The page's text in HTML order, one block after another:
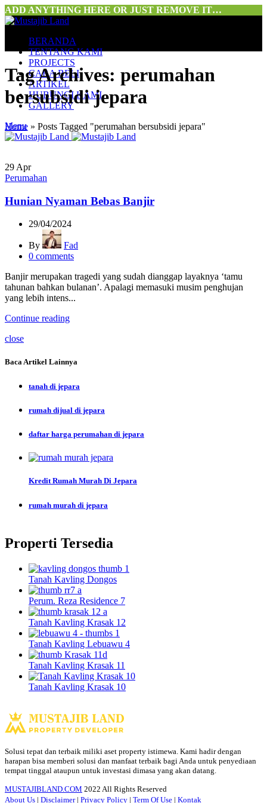
ADD ANYTHING HERE OR JUST REMOVE IT…
BERANDA
TENTANG KAMI
PROJECTS
CARA BELI
ARTIKEL
HUBUNGI KAMI
GALLERY
Menu
Tag Archives: perumahan
bersubsidi jepara
Home » Posts Tagged "perumahan bersubsidi jepara"
29 Apr
Perumahan
Hunian Nyaman Bebas Banjir
29/04/2024
By
Fad
0 comments
Banjir merupakan tragedi yang sudah dianggap layaknya ‘tamu
tahunan bahkan bulanan’. Apalagi memasuki musim penghujan
yang lebih intens...
Continue reading
close
Baca Artikel Lainnya
tanah di jepara
rumah dijual di jepara
daftar harga perumahan di jepara
Kredit Rumah Murah Di Jepara
rumah murah di jepara
Properti Tersedia
Tanah Kavling Dongos
Perum. Reza Residence 7
Tanah Kavling Krasak 12
Tanah Kavling Lebuawu 4
Tanah Kavling Krasak 11
Tanah Kavling Krasak 10
Solusi tepat dan terbaik miliki aset property istimewa. Kami hadir dengan
harapan bisa memberi solusi dan manfaat terbaik bagi Anda untuk penyediaan
tempat tinggal ataupun untuk investasi dimasa yang akan datang.
MUSTAJIBLAND.COM 2022 All Rights Reserved
About Us | Disclaimer| Privacy Policy | Term Of Use | Kontak